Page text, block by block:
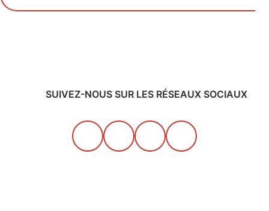
SUIVEZ-NOUS SUR LES RÉSEAUX SOCIAUX